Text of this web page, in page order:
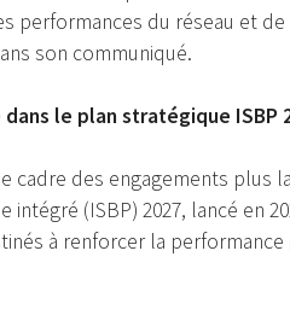
performances du réseau et
son communiqué.
le plan stratégique ISBP
cadre des engagements plus
intégré (ISBP) 2027, lancé en
à renforcer la